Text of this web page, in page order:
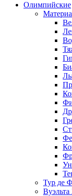
Олимпийские
Тур де
Вуэльта